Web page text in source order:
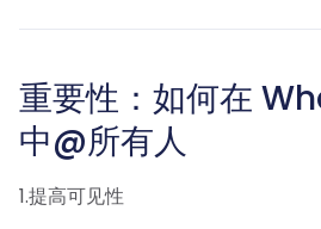
重要性：如何在
中@所有人
1.提高可见性